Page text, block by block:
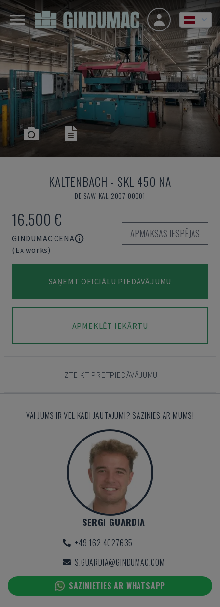
KALTENBACH - SKL 450 NA
DE-SAW-KAL-2007-00001
16.500 €
GINDUMAC CENA
(Ex works)
APMAKSAS IESPĒJAS
SAŅEMT OFICIĀLU PIEDĀVĀJUMU
APMEKLĒT IEKĀRTU
IZTEIKT PRETPIEDĀVĀJUMU
VAI JUMS IR VĒL KĀDI JAUTĀJUMI? SAZINIES AR MUMS!
SERGI GUARDIA
+49 162 4027635
S.GUARDIA@GINDUMAC.COM
SAZINIETIES AR WHATSAPP